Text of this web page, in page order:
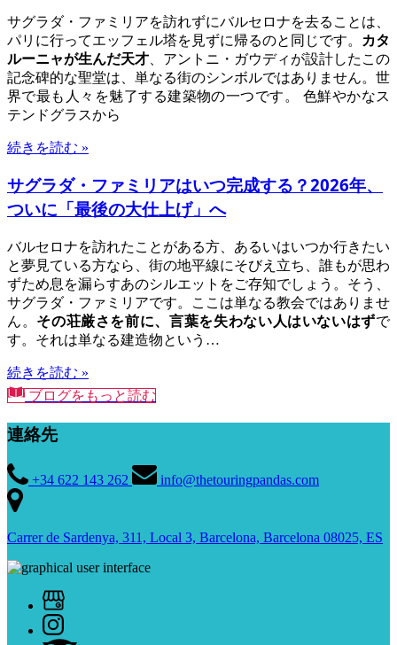
サグラダ・ファミリアを訪れずにバルセロナを去ることは、
パリに行ってエッフェル塔を見ずに帰るのと同じです。
カタ
ルーニャが生んだ天才 、アントニ・ガウディが設計したこの
記念碑的な聖堂は、単なる街のシンボルではありません。世
界で最も人々を魅了する建築物の一つです。 色鮮やかなス
テンドグラスから
続きを読む »
サグラダ・ファミリアはいつ完成する？2026年、
ついに「最後の大仕上げ」へ
バルセロナを訪れたことがある方、あるいはいつか行きたい
と夢見ている方なら、街の地平線にそびえ立ち、誰もが思わ
ずため息を漏らすあのシルエットをご存知でしょう。そう、
サグラダ・ファミリアです。ここは単なる教会ではありませ
ん。 その荘厳さを前に、言葉を失わない人はいないはずで
す。それは単なる建造物という…
続きを読む »
ブログをもっと読む
連絡先
+34 622 143 262 info@thetouringpandas.com
Carrer de Sardenya, 311, Local 3, Barcelona, Barcelona 08025, ES